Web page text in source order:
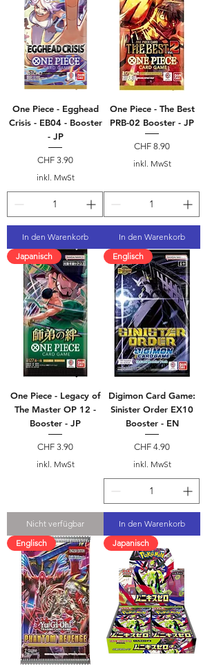
One Piece - Egghead
Crisis - EB04 - Booster
- JP
Preis
CHF 3.90
inkl. MwSt
In den Warenkorb
One Piece - The Best
PRB-02 Booster - JP
Preis
CHF 8.90
inkl. MwSt
In den Warenkorb
Japanisch
One Piece - Legacy of
The Master OP 12 -
Booster - JP
Preis
CHF 3.90
inkl. MwSt
Nicht verfügbar
Englisch
Digimon Card Game:
Sinister Order EX10
Booster - EN
Preis
CHF 4.90
inkl. MwSt
In den Warenkorb
Englisch
Japanisch